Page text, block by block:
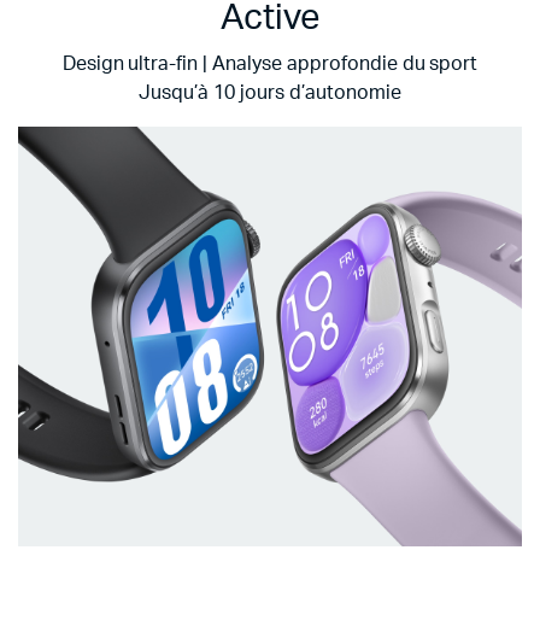
Active
Design ultra-fin | Analyse approfondie du sport
Jusqu’à 10 jours d’autonomie